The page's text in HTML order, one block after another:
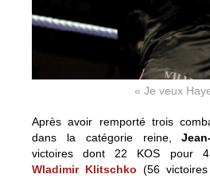
« Je veux
Après avoir remporté trois
dans la catégorie reine,
victoires dont 22 KOS pour 4
Wladimir Klitschko (56